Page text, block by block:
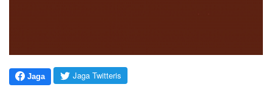
Jaga Jaga Twitteris